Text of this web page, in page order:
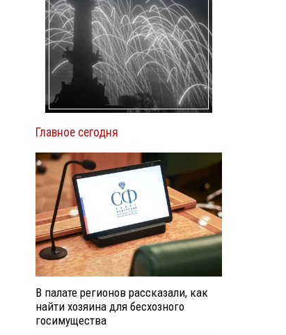
Главное сегодня
В палате регионов рассказали, как
найти хозяина для бесхозного
госимущества